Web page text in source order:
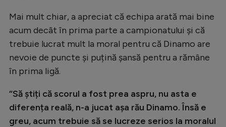
Auto
Rugby
Ciclism
JO 2024
JO 2026
Mai mult chiar, a apreciat că echipa arată mai bine
acum decât în prima parte a campionatului și că
trebuie lucrat mult la moral pentru că Dinamo are
nevoie de puncte și puțină șansă pentru a rămâne
în prima ligă.
“Să știți că scorul a fost prea aspru, nu asta e
diferența reală, n-a jucat așa rău Dinamo. Însă e
greu, acum trebuie să se lucreze serios la moralul